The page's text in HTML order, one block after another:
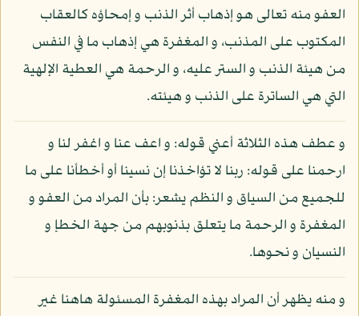
العفو منه تعالى هو إذهاب أثر الذنب و إمحاؤه كالعقاب
المكتوب على المذنب، و المغفرة هي إذهاب ما في النفس
من هيئة الذنب و الستر عليه، و الرحمة هي العطية الإلهية
التي هي الساترة على الذنب و هيئته.
و عطف هذه الثلاثة أعني قوله: و اعف عنا و اغفر لنا و
ارحمنا على قوله: ربنا لا تؤاخذنا إن نسينا أو أخطأنا على ما
للجميع من السياق و النظم يشعر: بأن المراد من العفو و
المغفرة و الرحمة ما يتعلق بذنوبهم من جهة الخطإ و
النسيان و نحوها.
و منه يظهر أن المراد بهذه المغفرة المسئولة هاهنا غير